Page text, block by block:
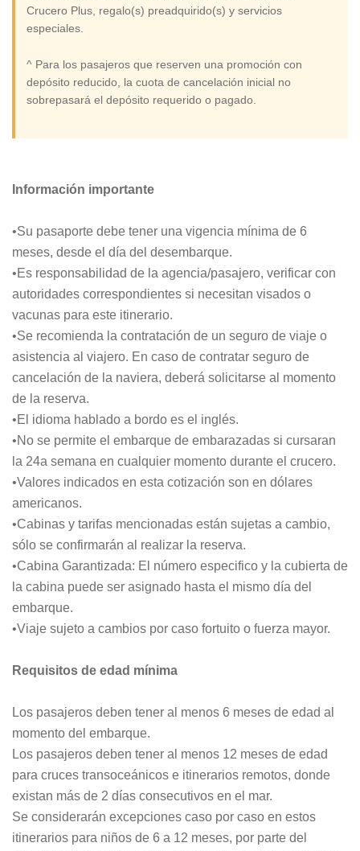
Crucero Plus, regalo(s) preadquirido(s) y servicios
especiales.
^ Para los pasajeros que reserven una promoción con
depósito reducido, la cuota de cancelación inicial no
sobrepasará el depósito requerido o pagado.
Información importante
•Su pasaporte debe tener una vigencia mínima de 6
meses, desde el día del desembarque.
•Es responsabilidad de la agencia/pasajero, verificar con
autoridades correspondientes si necesitan visados o
vacunas para este itinerario.
•Se recomienda la contratación de un seguro de viaje o
asistencia al viajero. En caso de contratar seguro de
cancelación de la naviera, deberá solicitarse al momento
de la reserva.
•El idioma hablado a bordo es el inglés.
•No se permite el embarque de embarazadas si cursaran
la 24a semana en cualquier momento durante el crucero.
•Valores indicados en esta cotización son en dólares
americanos.
•Cabinas y tarifas mencionadas están sujetas a cambio,
sólo se confirmarán al realizar la reserva.
•Cabina Garantizada: El número especifico y la cubierta de
la cabina puede ser asignado hasta el mismo día del
embarque.
•Viaje sujeto a cambios por caso fortuito o fuerza mayor.
Requisitos de edad mínima
Los pasajeros deben tener al menos 6 meses de edad al
momento del embarque.
Los pasajeros deben tener al menos 12 meses de edad
para cruces transoceánicos e itinerarios remotos, donde
existan más de 2 días consecutivos en el mar.
Se considerarán excepciones caso por caso en estos
itinerarios para niños de 6 a 12 meses, por parte del